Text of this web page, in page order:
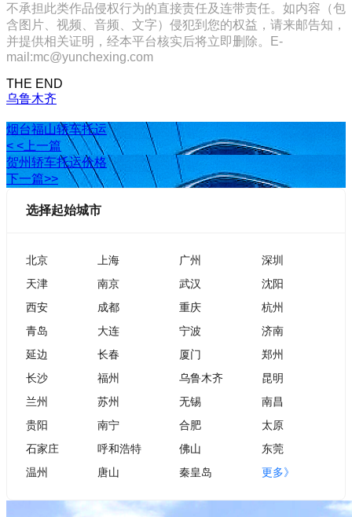
不承担此类作品侵权行为的直接责任及连带责任。如内容（包
含图片、视频、音频、文字）侵犯到您的权益，请来邮告知，
并提供相关证明，经本平台核实后将立即删除。E-
mail:mc@yunchexing.com
THE END
乌鲁木齐
烟台福山轿车托运
< <上一篇
贺州轿车托运价格
下一篇>>
选择起始城市
北京 上海 广州
深圳
天津
南京 武汉
沈阳
西安
成都 重庆
杭州
青岛
大连 宁波
济南
延边
长春 厦门
郑州
长沙
福州 乌鲁木齐
昆明
兰州
苏州 无锡
南昌
贵阳
南宁 合肥
太原
石家庄
呼和浩特 佛山
东莞
温州
唐山 秦皇岛 更多》